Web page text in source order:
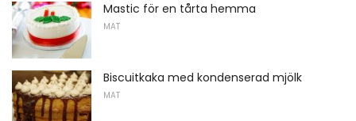
Mastic för en tårta hemma
MAT
Biscuitkaka med kondenserad mjölk
MAT